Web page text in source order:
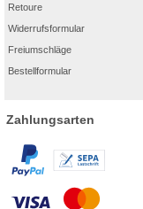
Retoure
Widerrufsformular
Freiumschläge
Bestellformular
Zahlungsarten